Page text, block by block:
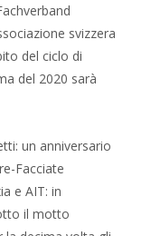
svizzera
del ciclo di
del 2020 sarà
un anniversario
Facciate
e AIT: in
il motto